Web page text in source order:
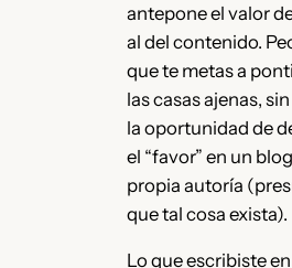
antepone el valor
al del contenido.
que te metas a
las casas ajenas,
la oportunidad de
el “favor” en un
propia autoría
que tal cosa exista).
Lo que escribiste